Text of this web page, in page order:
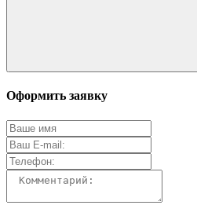
Оформить заявку